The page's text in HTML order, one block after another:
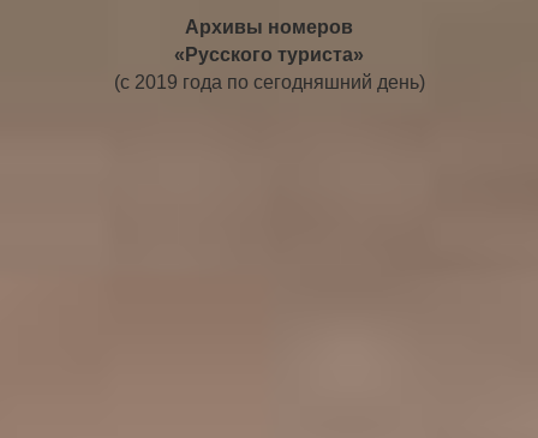
Архивы номеров
«Русского туриста»
(с 2019 года по сегодняшний день)